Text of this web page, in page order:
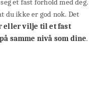
et fast forhold med deg.
du ikke er god nok. Det
eller vilje til et fast
samme nivå som dine.